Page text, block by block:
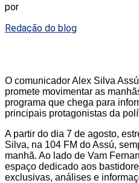
por
Redação do blog
O comunicador Alex Silva
promete movimentar as
programa que chega para
principais protagonistas da
A partir do dia 7 de agosto,
Silva, na 104 FM do Assú,
manhã. Ao lado de Vam
espaço dedicado aos
exclusivas, análises e